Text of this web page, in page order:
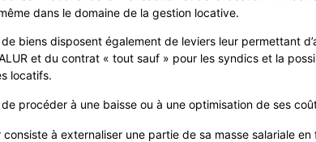
dans le domaine de la gestion locative.
biens disposent également de leviers leur permettant
et du contrat « tout sauf » pour les syndics et la
locatifs.
procéder à une baisse ou à une optimisation de ses
à externaliser une partie de sa masse salariale